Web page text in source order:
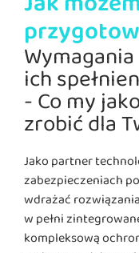
ich
- Co my
zrobić dla
Jako partner
zabezpieczeniach
wdrażać
w pełni
kompleksową